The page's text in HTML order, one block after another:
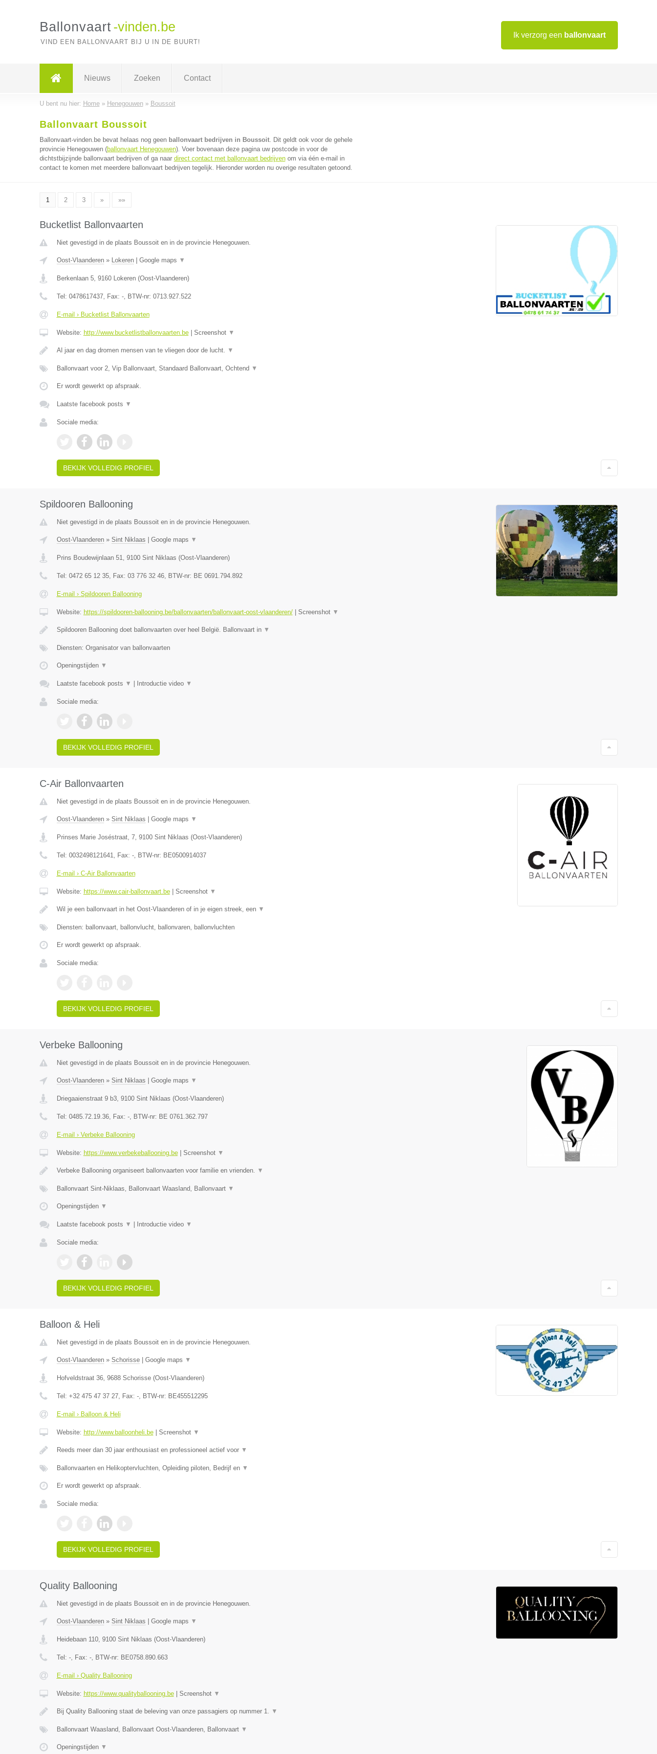
Ik verzorg een ballonvaart
Ballonvaart -vinden.be
VIND EEN BALLONVAART BIJ U IN DE BUURT!
Nieuws Zoeken Contact
U bent nu hier: Home» Henegouwen» Boussoit
Ballonvaart Boussoit
Ballonvaart-vinden.be bevat helaas nog geen ballonvaart bedrijven in Boussoit. Dit geldt ook voor de gehele
provincie Henegouwen (ballonvaart Henegouwen). Voer bovenaan deze pagina uw postcode in voor de
dichtstbijzijnde ballonvaart bedrijven of ga naar direct contact met ballonvaart bedrijvenom via één e-mail in
contact te komen met meerdere ballonvaart bedrijven tegelijk. Hieronder worden nu overige resultaten getoond.
1 2 3 » »»
Bucketlist Ballonvaarten
Niet gevestigd in de plaats Boussoit en in de provincie Henegouwen.
Oost-Vlaanderen» Lokeren| Google maps ▼
Berkenlaan 5, 9160 Lokeren(Oost-Vlaanderen)
Tel: 0478617437, Fax: -, BTW-nr: 0713.927.522
E-mail › Bucketlist Ballonvaarten
Website: http://www.bucketlistballonvaarten.be| Screenshot ▼
Al jaar en dag dromen mensen van te vliegen door de lucht. ▼
Ballonvaart voor 2, Vip Ballonvaart, Standaard Ballonvaart, Ochtend ▼
Er wordt gewerkt op afspraak.
Laatste facebook posts ▼
Sociale media:
BEKIJK VOLLEDIG PROFIEL
Spildooren Ballooning
Niet gevestigd in de plaats Boussoit en in de provincie Henegouwen.
Oost-Vlaanderen» Sint Niklaas Google maps ▼
Prins Boudewijnlaan 51, 9100 Sint Niklaas (Oost-Vlaanderen)
Tel: 0472 65 12 35, Fax: 03 776 32 46, BTW-nr: BE 0691.794.892
E-mail › Spildooren Ballooning
Website: https://spildooren-ballooning.be/ballonvaarten/ballonvaart-oost-vlaanderen/| Screenshot ▼
Spildooren Ballooning doet ballonvaarten over heel België. Ballonvaart in ▼
Diensten: Organisator van ballonvaarten
Openingstijden ▼
Laatste facebook posts ▼ Introductie video ▼
Sociale media:
BEKIJK VOLLEDIG PROFIEL
C-Air Ballonvaarten
Niet gevestigd in de plaats Boussoit en in de provincie Henegouwen.
Oost-Vlaanderen» Sint Niklaas Google maps ▼
Prinses Marie Joséstraat, 7, 9100 Sint Niklaas (Oost-Vlaanderen)
Tel: 0032498121641, Fax: -, BTW-nr: BE0500914037
E-mail › C-Air Ballonvaarten
Website: https://www.cair-ballonvaart.be| Screenshot ▼
Wil je een ballonvaart in het Oost-Vlaanderen of in je eigen streek, een ▼
Diensten: ballonvaart, ballonvlucht, ballonvaren, ballonvluchten
Er wordt gewerkt op afspraak.
Sociale media:
BEKIJK VOLLEDIG PROFIEL
Verbeke Ballooning
Niet gevestigd in de plaats Boussoit en in de provincie Henegouwen.
Oost-Vlaanderen» Sint Niklaas Google maps ▼
Driegaaienstraat 9 b3, 9100 Sint Niklaas (Oost-Vlaanderen)
Tel: 0485.72.19.36, Fax: -, BTW-nr: BE 0761.362.797
E-mail › Verbeke Ballooning
Website: https://www.verbekeballooning.be| Screenshot ▼
Verbeke Ballooning organiseert ballonvaarten voor familie en vrienden. ▼
Ballonvaart Sint-Niklaas, Ballonvaart Waasland, Ballonvaart ▼
Openingstijden ▼
Laatste facebook posts ▼ Introductie video ▼
Sociale media:
BEKIJK VOLLEDIG PROFIEL
Balloon & Heli
Niet gevestigd in de plaats Boussoit en in de provincie Henegouwen.
Oost-Vlaanderen» Schorisse| Google maps ▼
Hofveldstraat 36, 9688 Schorisse(Oost-Vlaanderen)
Tel: +32 475 47 37 27, Fax: -, BTW-nr: BE455512295
E-mail › Balloon & Heli
Website: http://www.balloonheli.be| Screenshot ▼
Reeds meer dan 30 jaar enthousiast en professioneel actief voor ▼
Ballonvaarten en Helikoptervluchten, Opleiding piloten, Bedrijf en ▼
Er wordt gewerkt op afspraak.
Sociale media:
BEKIJK VOLLEDIG PROFIEL
Quality Ballooning
Niet gevestigd in de plaats Boussoit en in de provincie Henegouwen.
Oost-Vlaanderen» Sint Niklaas Google maps ▼
Heidebaan 110, 9100 Sint Niklaas (Oost-Vlaanderen)
Tel: -, Fax: -, BTW-nr: BE0758.890.663
E-mail › Quality Ballooning
Website: https://www.qualityballooning.be| Screenshot ▼
Bij Quality Ballooning staat de beleving van onze passagiers op nummer 1. ▼
Ballonvaart Waasland, Ballonvaart Oost-Vlaanderen, Ballonvaart ▼
Openingstijden ▼